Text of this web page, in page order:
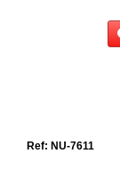
Ref: NU-7611